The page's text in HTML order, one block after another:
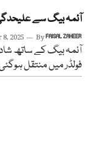
آئمہ بیگ سے
2025 ByFAISAL ZAHEER
آئمہ بیگ کے ساتھ
فولڈر میں منتقل